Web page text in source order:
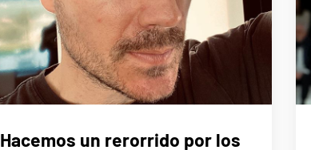
Hacemos un rerorrido por los